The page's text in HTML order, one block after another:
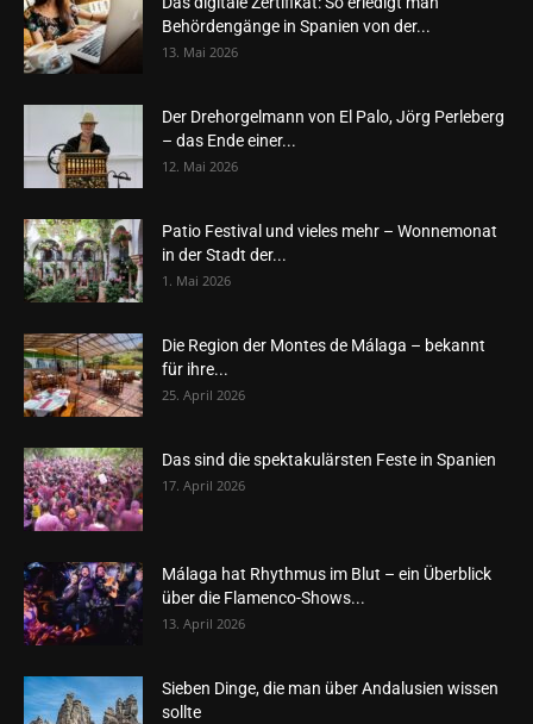
Behördengänge in Spanien von der...
13. Mai 2026
Der Drehorgelmann von El Palo, Jörg Perleberg
– das Ende einer...
12. Mai 2026
Patio Festival und vieles mehr – Wonnemonat
in der Stadt der...
1. Mai 2026
Die Region der Montes de Málaga – bekannt
für ihre...
25. April 2026
Das sind die spektakulärsten Feste in Spanien
17. April 2026
Málaga hat Rhythmus im Blut – ein Überblick
über die Flamenco-Shows...
13. April 2026
Sieben Dinge, die man über Andalusien wissen
sollte